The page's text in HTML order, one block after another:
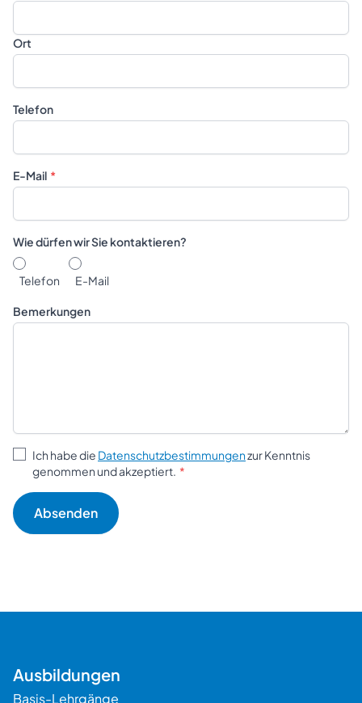
Ort
Telefon
E-Mail
Wie dürfen wir Sie kontaktieren?
Telefon E-Mail
Bemerkungen
Ich habe die Datenschutzbestimmungenzur Kenntnis
genommen und akzeptiert.
Ausbildungen
Basis-Lehrgänge